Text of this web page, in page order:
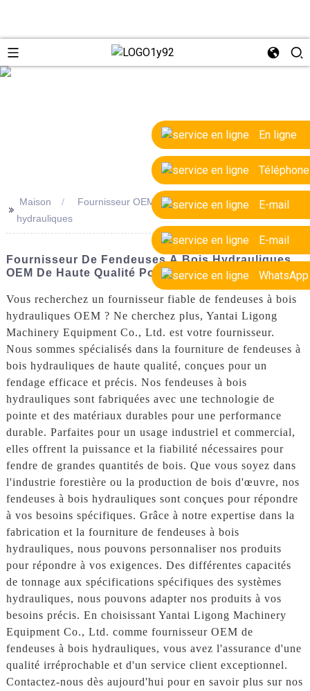
En ligne
Téléphone
E-mail
E-mail
WhatsApp
>>
Maison
Fournisseur OEM de fendeuses à bois
hydrauliques
Fournisseur De Fendeuses À Bois Hydrauliques
OEM De Haute Qualité Pour Les Usines
Vous recherchez un fournisseur fiable de fendeuses à bois
hydrauliques OEM ? Ne cherchez plus, Yantai Ligong
Machinery Equipment Co., Ltd. est votre fournisseur.
Nous sommes spécialisés dans la fourniture de fendeuses à
bois hydrauliques de haute qualité, conçues pour un
fendage efficace et précis. Nos fendeuses à bois
hydrauliques sont fabriquées avec une technologie de
pointe et des matériaux durables pour une performance
durable. Parfaites pour un usage industriel et commercial,
elles offrent la puissance et la fiabilité nécessaires pour
fendre de grandes quantités de bois. Que vous soyez dans
l'industrie forestière ou la production de bois d'œuvre, nos
fendeuses à bois hydrauliques sont conçues pour répondre
à vos besoins spécifiques. Grâce à notre expertise dans la
fabrication et la fourniture de fendeuses à bois
hydrauliques, nous pouvons personnaliser nos produits
pour répondre à vos exigences. Des différentes capacités
de tonnage aux spécifications spécifiques des systèmes
hydrauliques, nous pouvons adapter nos produits à vos
besoins précis. En choisissant Yantai Ligong Machinery
Equipment Co., Ltd. comme fournisseur OEM de
fendeuses à bois hydrauliques, vous avez l'assurance d'une
qualité irréprochable et d'un service client exceptionnel.
Contactez-nous dès aujourd'hui pour en savoir plus sur nos